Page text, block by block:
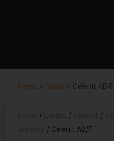
Home » Shop » Celenit AB/F
/ / /
/ Celenit AB/F